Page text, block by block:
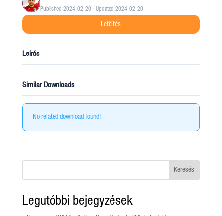
Published 2024-02-20 · Updated 2024-02-20
Letöltés
Leírás
Similar Downloads
No related download found!
Keresés
Legutóbbi bejegyzések